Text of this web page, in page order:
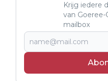
Krijg iedere
van
mailbox